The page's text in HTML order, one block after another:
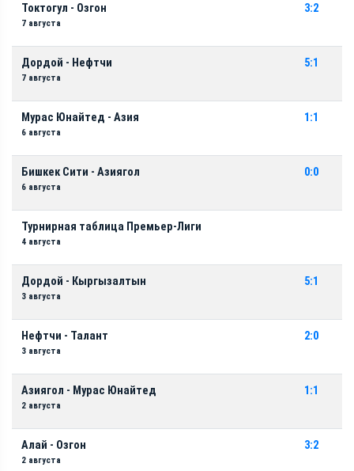
Токтогул - Озгон
7 августа
3:2
Дордой - Нефтчи
7 августа
5:1
Мурас Юнайтед - Азия
6 августа
1:1
Бишкек Сити - Азиягол
6 августа
0:0
Турнирная таблица Премьер-Лиги
4 августа
Дордой - Кыргызалтын
3 августа
5:1
Нефтчи - Талант
3 августа
2:0
Азиягол - Мурас Юнайтед
2 августа
1:1
Алай - Озгон
2 августа
3:2